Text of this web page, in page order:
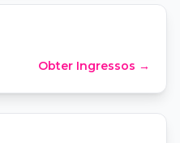
Obter Ingressos →